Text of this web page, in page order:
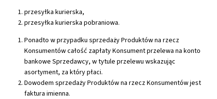
przesyłka kurierska,
przesyłka kurierska pobraniowa.
Ponadto w przypadku sprzedaży Produktów na rzecz
Konsumentów całość zapłaty Konsument przelewa na konto
bankowe Sprzedawcy, w tytule przelewu wskazując
asortyment, za który płaci.
Dowodem sprzedaży Produktów na rzecz Konsumentów jest
faktura imienna.